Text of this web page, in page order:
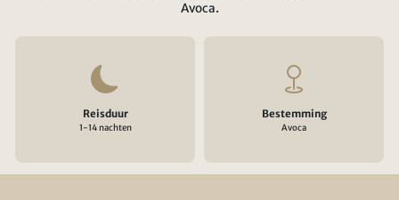
Avoca.
Reisduur
1-14 nachten
Bestemming
Avoca